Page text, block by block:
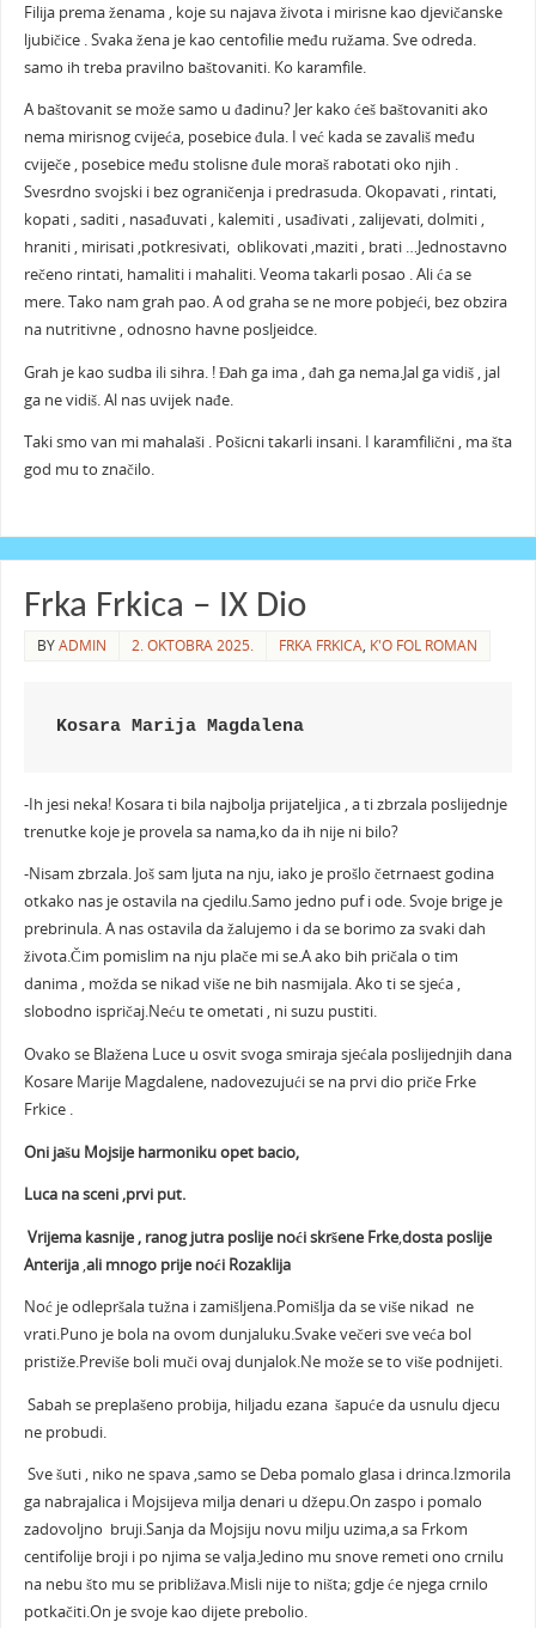
Filija prema ženama , koje su najava života i mirisne kao djevičanske
ljubičice . Svaka žena je kao centofilie među ružama. Sve odreda.
samo ih treba pravilno baštovaniti. Ko karamfile.
A baštovanit se može samo u đadinu? Jer kako ćeš baštovaniti ako
nema mirisnog cvijeća, posebice đula. I već kada se zavališ među
cviječe , posebice među stolisne đule moraš rabotati oko njih .
Svesrdno svojski i bez ograničenja i predrasuda. Okopavati , rintati,
kopati , saditi , nasađuvati , kalemiti , usađivati , zalijevati, dolmiti ,
hraniti , mirisati ,potkresivati, oblikovati ,maziti , brati …Jednostavno
rečeno rintati, hamaliti i mahaliti. Veoma takarli posao . Ali ća se
mere. Tako nam grah pao. A od graha se ne more pobjeći, bez obzira
na nutritivne , odnosno havne posljeidce.
Grah je kao sudba ili sihra. ! Đah ga ima , đah ga nema.Jal ga vidiš , jal
ga ne vidiš. Al nas uvijek nađe.
Taki smo van mi mahalaši . Pošicni takarli insani. I karamfilični , ma šta
god mu to značilo.
Frka Frkica – IX Dio
BYADMIN 2. OKTOBRA 2025. FRKA FRKICA, K'O FOL ROMAN
Kosara Marija Magdalena
-Ih jesi neka! Kosara ti bila najbolja prijateljica , a ti zbrzala poslijednje
trenutke koje je provela sa nama,ko da ih nije ni bilo?
-Nisam zbrzala. Još sam ljuta na nju, iako je prošlo četrnaest godina
otkako nas je ostavila na cjedilu.Samo jedno puf i ode. Svoje brige je
prebrinula. A nas ostavila da žalujemo i da se borimo za svaki dah
života.Čim pomislim na nju plače mi se.A ako bih pričala o tim
danima , možda se nikad više ne bih nasmijala. Ako ti se sjeća ,
slobodno ispričaj.Neću te ometati , ni suzu pustiti.
Ovako se Blažena Luce u osvit svoga smiraja sjećala poslijednjih dana
Kosare Marije Magdalene, nadovezujući se na prvi dio priče Frke
Frkice .
Oni jašu Mojsije harmoniku opet bacio,
Luca na sceni ,prvi put.
Vrijema kasnije , ranog jutra poslije noći skršene Frke,dosta poslije
Anterija ,ali mnogo prije noći Rozaklija
Noć je odlepršala tužna i zamišljena.Pomišlja da se više nikad ne
vrati.Puno je bola na ovom dunjaluku.Svake večeri sve veća bol
pristiže.Previše boli muči ovaj dunjalok.Ne može se to više podnijeti.
Sabah se preplašeno probija, hiljadu ezana šapuće da usnulu djecu
ne probudi.
Sve šuti , niko ne spava ,samo se Deba pomalo glasa i drinca.Izmorila
ga nabrajalica i Mojsijeva milja denari u džepu.On zaspo i pomalo
zadovoljno bruji.Sanja da Mojsiju novu milju uzima,a sa Frkom
centifolije broji i po njima se valja.Jedino mu snove remeti ono crnilu
na nebu što mu se približava.Misli nije to ništa; gdje će njega crnilo
potkačiti.On je svoje kao dijete prebolio.